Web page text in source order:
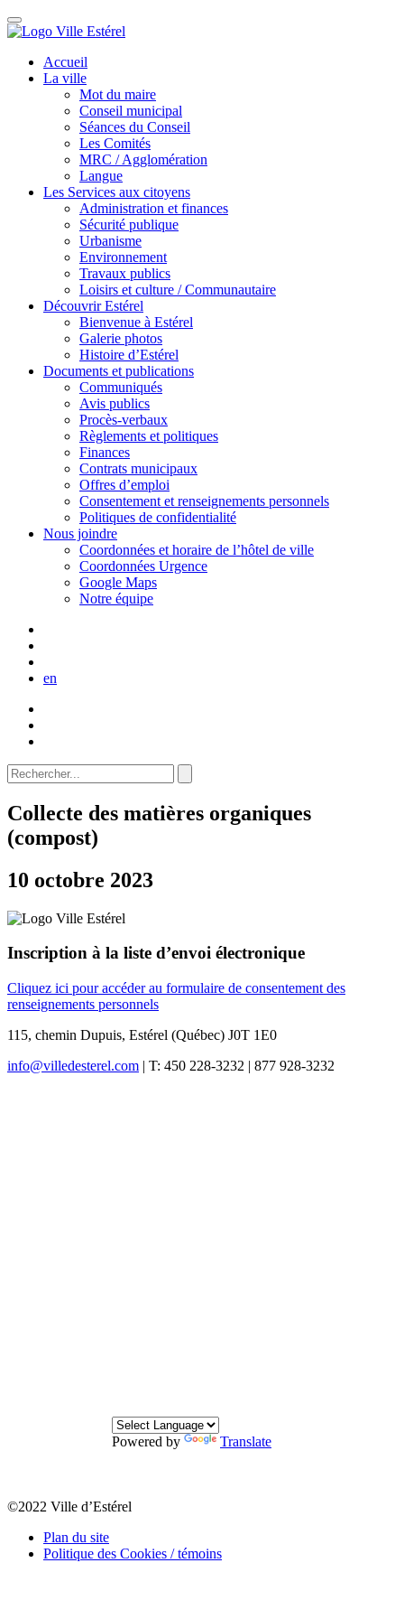
Accueil
La ville
Mot du maire
Conseil municipal
Séances du Conseil
Les Comités
MRC / Agglomération
Langue
Les Services aux citoyens
Administration et finances
Sécurité publique
Urbanisme
Environnement
Travaux publics
Loisirs et culture / Communautaire
Découvrir Estérel
Bienvenue à Estérel
Galerie photos
Histoire d’Estérel
Documents et publications
Communiqués
Avis publics
Procès-verbaux
Règlements et politiques
Finances
Contrats municipaux
Offres d’emploi
Consentement et renseignements personnels
Politiques de confidentialité
Nous joindre
Coordonnées et horaire de l’hôtel de ville
Coordonnées Urgence
Google Maps
Notre équipe
en
Collecte des matières organiques
(compost)
10 octobre 2023
Inscription à la liste d’envoi électronique
Cliquez ici pour accéder au formulaire de consentement des
renseignements personnels
115, chemin Dupuis, Estérel (Québec) J0T 1E0
info@villedesterel.com | T: 450 228-3232 | 877 928-3232
Powered by Translate
©2022 Ville d’Estérel
Plan du site
Politique des Cookies / témoins